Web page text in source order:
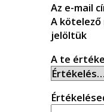
Az e-mail
A kötelező
jelöltük
A te